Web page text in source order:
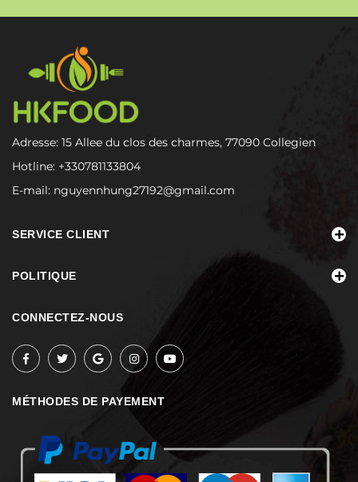
Adresse: 15 Allee du clos des charmes, 77090 Collegien
Hotline: +330781133804
E-mail: nguyennhung27192@gmail.com
SERVICE CLIENT
POLITIQUE
CONNECTEZ-NOUS
MÉTHODES DE PAYEMENT